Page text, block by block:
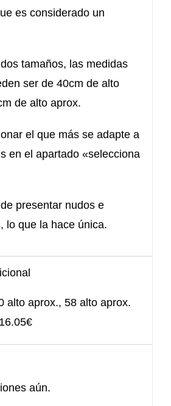
es considerado un
tamaños, las medidas
ser de 40cm de alto
de alto aprox.
el que más se adapte a
en el apartado «selecciona
presentar nudos e
lo que la hace única.
alto aprox., 58 alto aprox.
aún.